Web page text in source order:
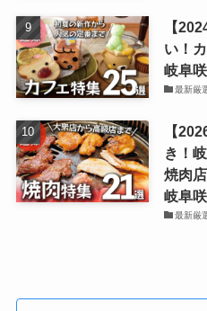
【
い！
岐阜
最新厳
【
き！
焼肉
岐阜
最新厳